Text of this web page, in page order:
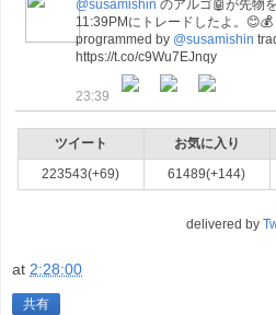
@susamishin のアルゴ🤖が先物
11:39PMにトレードしたよ。
programmed by @susamishin
https://t.co/c9Wu7EJnqy
23:39
ツイート お気に入り
223543(+69)
61489(+144)
delivered by
at 2:28:00
共有